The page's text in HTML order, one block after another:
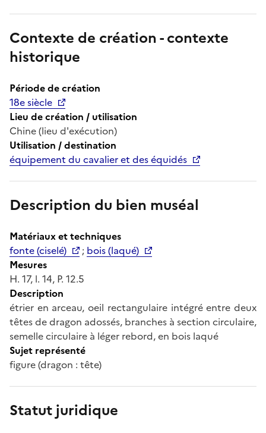
Contexte de création - contexte
historique
Période de création
18e siècle
Lieu de création / utilisation
Chine (lieu d'exécution)
Utilisation / destination
équipement du cavalier et des équidés
Description du bien muséal
Matériaux et techniques
fonte (ciselé)
; bois (laqué)
Mesures
H. 17, l. 14, P. 12.5
Description
étrier en arceau, oeil rectangulaire intégré entre deux
têtes de dragon adossés, branches à section circulaire,
semelle circulaire à léger rebord, en bois laqué
Sujet représenté
figure (dragon : tête)
Statut juridique